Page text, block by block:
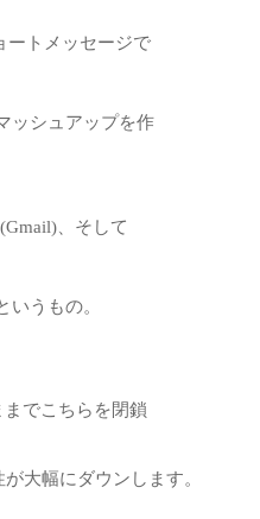
ートメッセージで
ッシュアップを作
、そして
うもの。
でこちらを閉鎖
大幅にダウンします。